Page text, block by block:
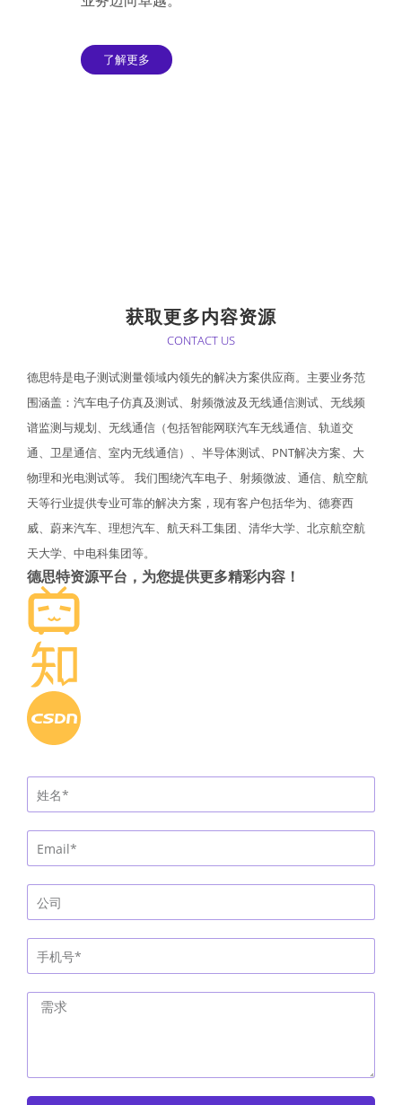
了解更多
获取更多内容资源
CONTACT US
德思特是电子测试测量领域内领先的解决方案供应商。主要业务范
围涵盖：汽车电子仿真及测试、射频微波及无线通信测试、无线频
谱监测与规划、无线通信（包括智能网联汽车无线通信、轨道交
通、卫星通信、室内无线通信）、半导体测试、PNT解决方案、大
物理和光电测试等。 我们围绕汽车电子、射频微波、通信、航空航
天等行业提供专业可靠的解决方案，现有客户包括华为、德赛西
威、蔚来汽车、理想汽车、航天科工集团、清华大学、北京航空航
天大学、中电科集团等。
德思特资源平台，为您提供更多精彩内容！